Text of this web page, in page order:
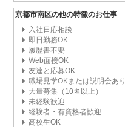
京都市南区の他の特徴のお仕事
入社日応相談
即日勤務OK
履歴書不要
Web面接OK
友達と応募OK
職場見学OKまたは説明会あり
大量募集（10名以上）
未経験歓迎
経験者・有資格者歓迎
高校生OK